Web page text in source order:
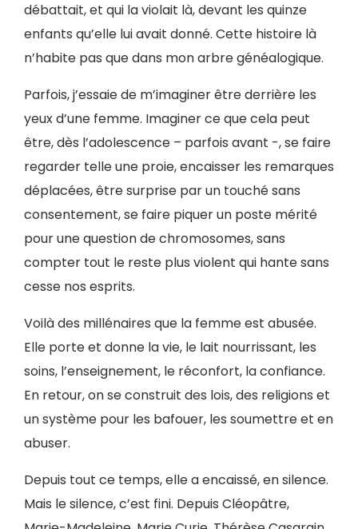
débattait, et qui la violait là, devant les quinze
enfants qu’elle lui avait donné. Cette histoire là
n’habite pas que dans mon arbre généalogique.
Parfois, j’essaie de m’imaginer être derrière les
yeux d’une femme. Imaginer ce que cela peut
être, dès l’adolescence – parfois avant -, se faire
regarder telle une proie, encaisser les remarques
déplacées, être surprise par un touché sans
consentement, se faire piquer un poste mérité
pour une question de chromosomes, sans
compter tout le reste plus violent qui hante sans
cesse nos esprits.
Voilà des millénaires que la femme est abusée.
Elle porte et donne la vie, le lait nourrissant, les
soins, l’enseignement, le réconfort, la confiance.
En retour, on se construit des lois, des religions et
un système pour les bafouer, les soumettre et en
abuser.
Depuis tout ce temps, elle a encaissé, en silence.
Mais le silence, c’est fini. Depuis Cléopâtre,